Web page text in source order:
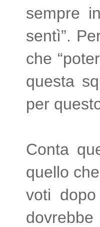
sempre
sentì”.
che
questa
per
Conta
quello
voti